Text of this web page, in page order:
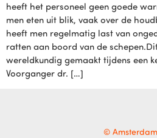
heeft het personeel geen goede
men eten uit blik, vaak over de
heeft men regelmatig last van
ratten aan boord van de
wereldkundig gemaakt tijdens een
Voorganger dr. […]
©